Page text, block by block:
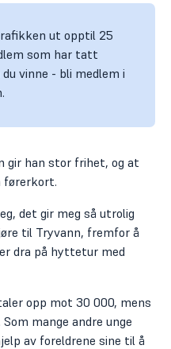
ut opptil 25
som har tatt
vinne - bli medlem i
gir han stor frihet, og at
førerkort.
det gir meg så utrolig
til Tryvann, fremfor å
dra på hyttetur med
opp mot 30 000, mens
mange andre unge
av foreldrene sine til å